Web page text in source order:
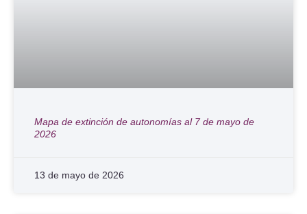
Mapa de extinción de autonomías al 7 de mayo de
2026
13 de mayo de 2026